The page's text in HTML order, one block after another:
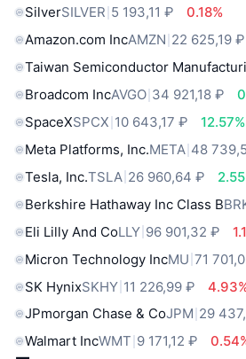
SilverSILVER 5 193,11 ₽
0.18%
Amazon.com IncAMZN 22 625,19 ₽
Taiwan Semiconductor
Broadcom IncAVGO 34 921,18 ₽
SpaceXSPCX 10 643,17 ₽
12.57%
Meta Platforms, Inc.META 48
Tesla, Inc.TSLA 26 960,64 ₽
Berkshire Hathaway Inc Class B
Eli Lilly And CoLLY 96 901,32 ₽
Micron Technology IncMU 71
SK HynixSKHY 11 226,99 ₽
JPmorgan Chase & CoJPM 29
Walmart IncWMT 9 171,12 ₽